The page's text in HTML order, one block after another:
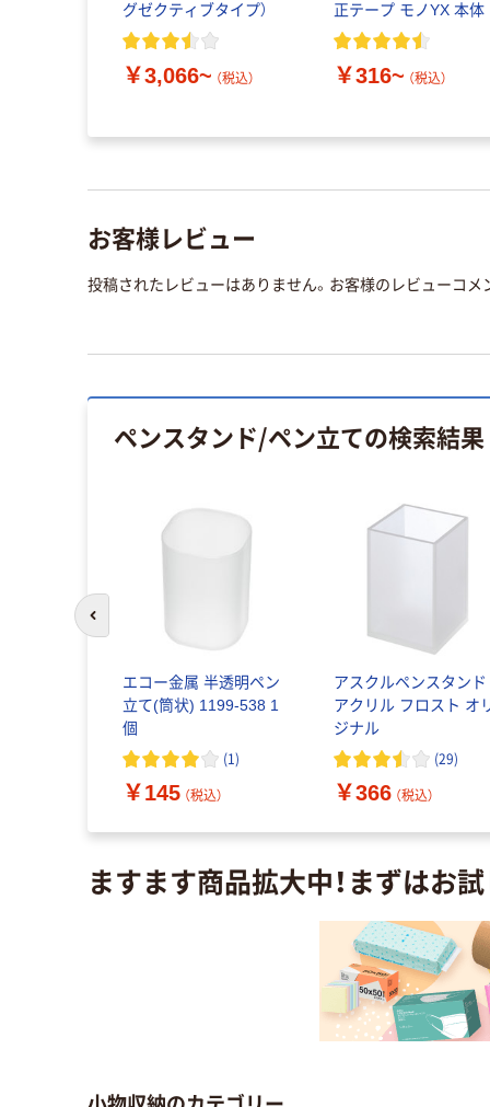
グゼクティブタイプ）
￥3,066~ （税込）
正テープ モノYX 本体
￥316~ （税込）
お客様レビュー
投稿されたレビューはありません。お客様のレビューコメ
ペンスタンド/ペン立ての検索結果
エコー金属 半透明ペン
立て(筒状) 1199-538 1
個
(1)
￥145 （税込）
アスクルペンスタンド
アクリル フロスト オ
ジナル
(29)
￥366 （税込）
ますます商品拡大中！まずはお